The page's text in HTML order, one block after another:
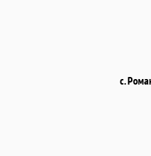
с.